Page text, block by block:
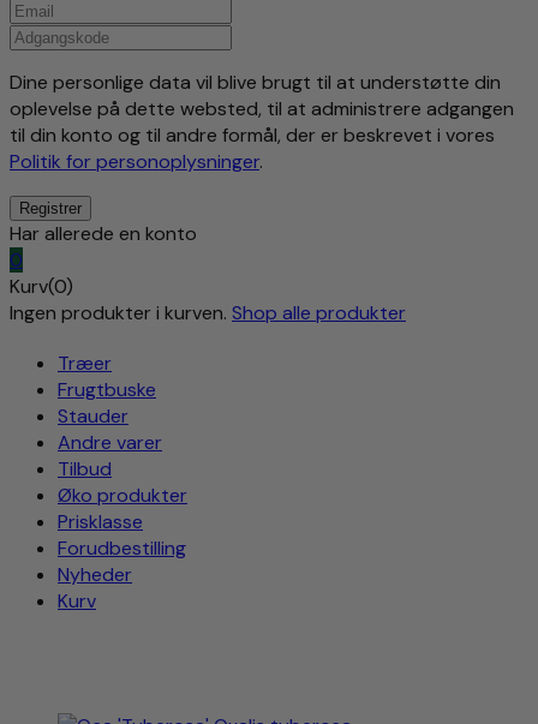
Dine personlige data vil blive brugt til at understøtte din
oplevelse på dette websted, til at administrere adgangen
til din konto og til andre formål, der er beskrevet i vores
Politik for personoplysninger.
Har allerede en konto
0
Kurv(0)
Ingen produkter i kurven. Shop alle produkter
Træer
Frugtbuske
Stauder
Andre varer
Tilbud
Øko produkter
Prisklasse
Forudbestilling
Nyheder
Kurv